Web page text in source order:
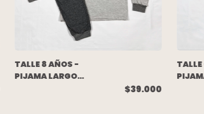
TALLE 8 AÑOS -
PIJAMA LARGO
$39.000